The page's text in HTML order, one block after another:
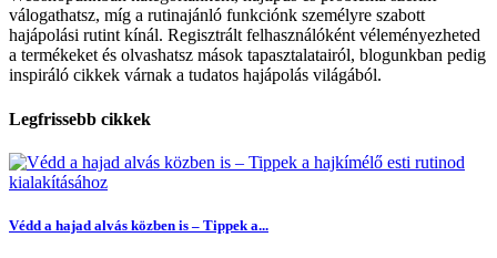
válogathatsz, míg a rutinajánló funkciónk személyre szabott
hajápolási rutint kínál. Regisztrált felhasználóként véleményezheted
a termékeket és olvashatsz mások tapasztalatairól, blogunkban pedig
inspiráló cikkek várnak a tudatos hajápolás világából.
Legfrissebb cikkek
Védd a hajad alvás közben is – Tippek a...